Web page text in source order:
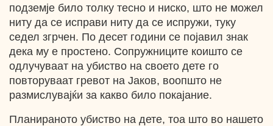
подземје било толку тесно и ниско, што не можел
ниту да се исправи ниту да се испружи, туку
седел згрчен. По десет години се појавил знак
дека му е простено. Сопружниците коишто се
одлучуваат на убиство на своето дете го
повторуваат гревот на Јаков, воопшто не
размислувајќи за какво било покајание.
Планираното убиство на дете, тоа што во нашето